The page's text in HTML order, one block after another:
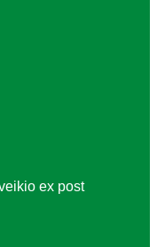
ex post